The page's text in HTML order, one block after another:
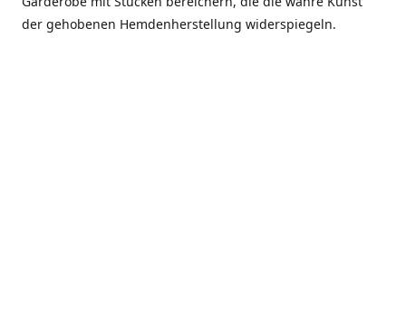
der gehobenen Hemdenherstellung widerspiegeln.